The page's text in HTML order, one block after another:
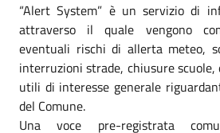
“Alert System” è un servizio di
attraverso il quale vengono
eventuali rischi di allerta meteo,
interruzioni strade, chiusure scuole,
utili di interesse generale
del Comune.
Una voce pre-registrata